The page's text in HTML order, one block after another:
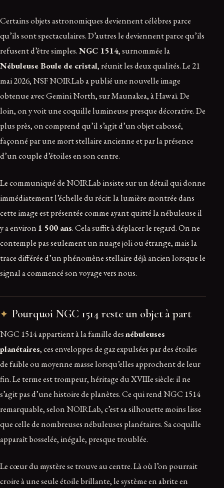
Certains objets astronomiques deviennent célèbres parce
qu’ils sont spectaculaires. D’autres le deviennent parce qu’ils
refusent d’être simples.NGC 1514, surnommée la
Nébuleuse Boule de cristal, réunit les deux qualités. Le 21
mai 2026, NSF NOIRLab a publié une nouvelle image
obtenue avec Gemini North, sur Maunakea, à Hawaï. De
loin, on y voit une coquille lumineuse presque décorative. De
plus près, on comprend qu’il s’agit d’un objet cabossé,
façonné par une mort stellaire ancienne et par la présence
d’un couple d’étoiles en son centre.
Le communiqué de NOIRLab insiste sur un détail qui donne
immédiatement l’échelle du récit: la lumière montrée dans
cette image est présentée comme ayant quitté la nébuleuse il
y a environ 1 500 ans. Cela suffit à déplacer le regard. On ne
contemple pas seulement un nuage joli ou étrange, mais la
trace différée d’un phénomène stellaire déjà ancien lorsque le
signal a commencé son voyage vers nous.
Pourquoi NGC 1514 reste un objet à part
NGC 1514 appartient à la famille desnébuleuses
planétaires, ces enveloppes de gaz expulsées par des étoiles
de faible ou moyenne masse lorsqu’elles approchent de leur
fin. Le terme est trompeur, héritage du XVIIIe siècle: il ne
s’agit pas d’une histoire de planètes. Ce qui rend NGC 1514
remarquable, selon NOIRLab, c’est sa silhouette moins lisse
que celle de nombreuses nébuleuses planétaires. Sa coquille
apparaît bosselée, inégale, presque troublée.
Le cœur du mystère se trouve au centre. Là où l’on pourrait
croire à une seule étoile brillante, le système en abrite en